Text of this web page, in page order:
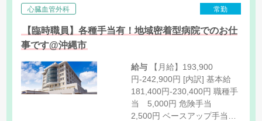
心臓血管外科
常勤
【臨時職員】各種手当有！地域密着型病院でのお仕
事です@沖縄市
給与
円-242,900円 [内訳] 基本給
181,400円-230,400円 職種手
当 5,000円 危険手当
2,500円 ベースアップ手当